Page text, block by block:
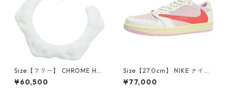
Size【フリー】 CHROME HEA
RTS クロム・ハーツ CH Cross
SINGLE Hoop Earring WHITE
¥60,500
Size【27.0cm】 NIKE ナイキ
×Travis Scott AIR JORDAN 1
LOW OG SP Muslin/Shy Pink
¥77,000